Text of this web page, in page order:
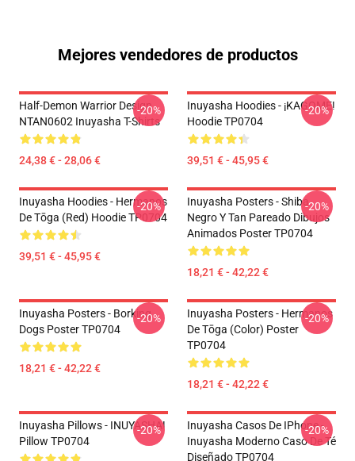
Mejores vendedores de productos
Half-Demon Warrior Design
NTAN0602 Inuyasha T-Shirts
24,38 € - 28,06 €
-20%
Inuyasha Hoodies - ¡KAGOME!
Hoodie TP0704
39,51 € - 45,95 €
-20%
Inuyasha Hoodies - Hermanos
De Tōga (red) Hoodie TP0704
39,51 € - 45,95 €
-20%
Inuyasha Posters - Shiba
Negro Y Tan Pareado Dibujos
Animados Poster TP0704
18,21 € - 42,22 €
-20%
Inuyasha Posters - Borking
Dogs Poster TP0704
18,21 € - 42,22 €
-20%
Inuyasha Posters - Hermanos
De Tōga (color) Poster
TP0704
18,21 € - 42,22 €
-20%
Inuyasha Pillows - INUYASHA!
Pillow TP0704
-20%
Inuyasha Casos De IPhone -
Inuyasha Moderno Caso De Té
Diseñado TP0704
-20%